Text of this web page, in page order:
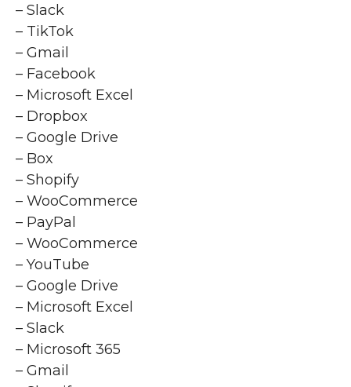
– Slack
– TikTok
– Gmail
– Facebook
– Microsoft Excel
– Dropbox
– Google Drive
– Box
– Shopify
– WooCommerce
– PayPal
– WooCommerce
– YouTube
– Google Drive
– Microsoft Excel
– Slack
– Microsoft 365
– Gmail